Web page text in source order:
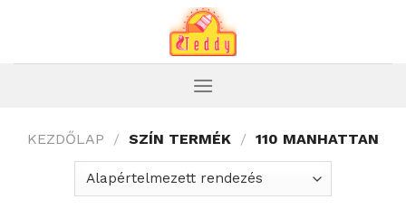
KEZDŐLAP / SZÍN TERMÉK / 110 MANHATTAN